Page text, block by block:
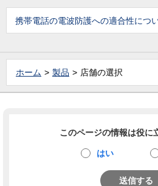
携帯電話の電波防護への適合性につ
ホーム 製品 店舗の選択
このページの情報は役に
はい
送信する